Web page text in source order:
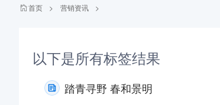
首页 > 营销资讯 >
以下是所有标签结果
踏青寻野 春和景明